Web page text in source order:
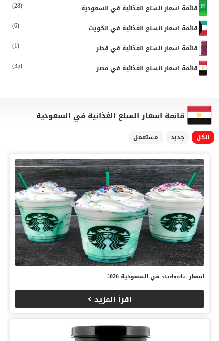
قائمة اسعار السلع الغذائية في السعودية (28)
قائمة اسعار السلع الغذائية في الكويت (6)
قائمة اسعار السلع الغذائية في قطر (1)
قائمة اسعار السلع الغذائية في مصر (35)
قائمة اسعار السلع الغذائية في السعودية
الكل جديد مستعمل
اسعار starbucks في السعودية 2026
اقرأ المزيد